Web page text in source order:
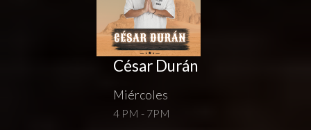
César Durán
Miércoles
4 PM - 7PM